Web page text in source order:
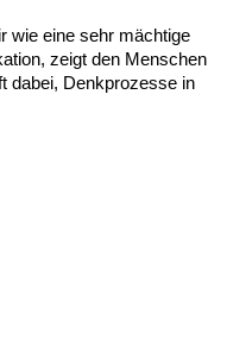
wie eine sehr mächtige
zeigt den Menschen
dabei, Denkprozesse in